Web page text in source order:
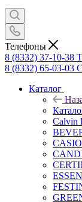
Телефоны
8 (8332) 37-10-38
8 (8332) 65-03-03
Каталог
Calvin
CASIO